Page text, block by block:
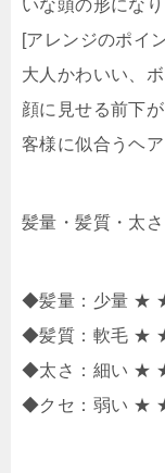
いな頭の形にな
[アレンジのポイン
大人かわいい、
顔に見せる前下
客様に似合うヘア
髪量・髪質・太
◆髪量：少量 ★
◆髪質：軟毛 ★
◆太さ：細い ★
◆クセ：弱い ★